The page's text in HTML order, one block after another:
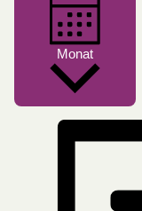
Monat